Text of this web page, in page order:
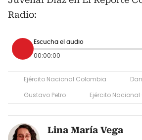
Radio:
Escucha el audio
00:00:00
Ejército Nacional Colombia
Gustavo Petro
Ejército
Lina María Vega